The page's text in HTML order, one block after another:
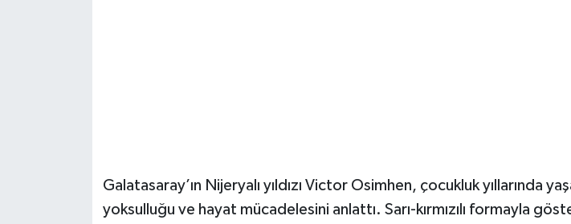
Galatasaray’ın Nijeryalı yıldızı Victor Osimhen, çocukluk yıllarında
yoksulluğu ve hayat mücadelesini anlattı. Sarı-kırmızılı formayla